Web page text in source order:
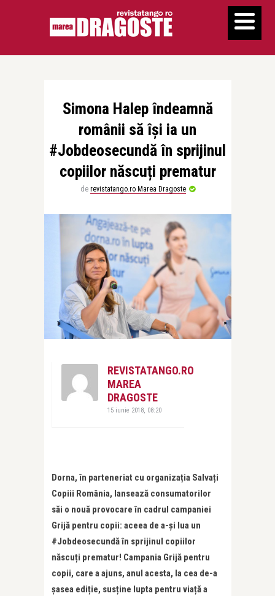
Simona Halep îndeamnă
românii să își ia un
#Jobdeosecundă în sprijinul
copiilor născuți prematur
de revistatango.ro Marea Dragoste
REVISTATANGO.RO
MAREA
DRAGOSTE
15 iunie 2018, 08:20
Dorna, în parteneriat cu organizația Salvați
Copiii România, lansează consumatorilor
săi o nouă provocare în cadrul campaniei
Grijă pentru copii: aceea de a-și lua un
#Jobdeosecundă în sprijinul copiilor
născuți prematur! Campania Grijă pentru
copii, care a ajuns, anul acesta, la cea de-a
șasea ediție, susține lupta pentru viață a